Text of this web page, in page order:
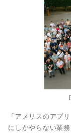
「アメリスのアプ
にしかやらない業